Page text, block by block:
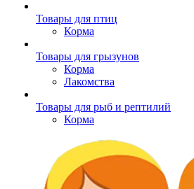
Товары для птиц
Корма
Товары для грызунов
Корма
Лакомства
Товары для рыб и рептилий
Корма